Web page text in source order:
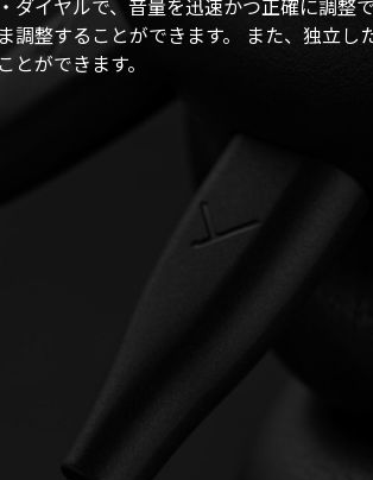
ダイヤルで、音量を迅速かつ正確に調整
調整することができます。 また、独立し
ができます。